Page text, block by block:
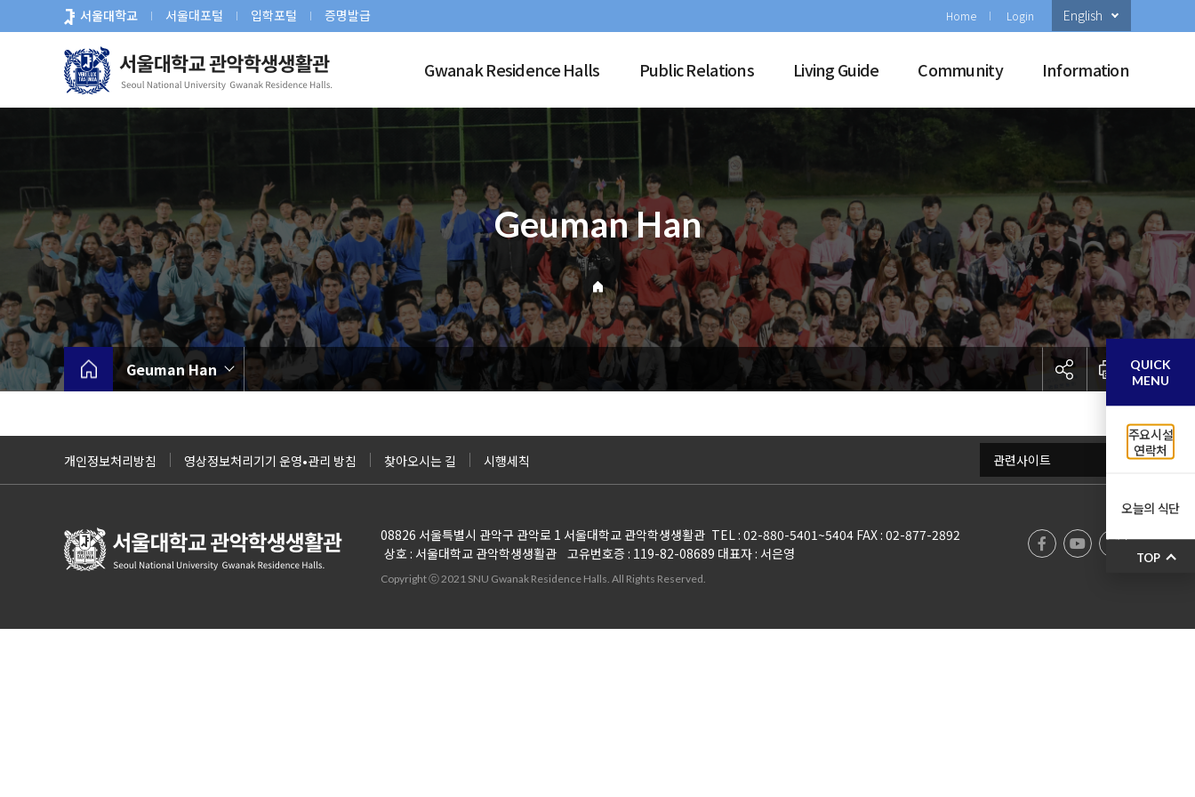
로
서울대학교 서울대포털 입학포털 증명발급 Home Login English
Gwanak Residence Halls Public Relations Living Guide Community Information
Geuman Han
Geuman Han
개인정보처리방침 영상정보처리기기 운영•관리 방침 찾아오시는 길 시행세칙 관련사이트
08826 서울특별시 관악구 관악로 1 서울대학교 관악학생생활관 TEL : 02-880-5401~5404 FAX : 02-877-2892
상호 : 서울대학교 관악학생생활관
고유번호증 : 119-82-08689 대표자 : 서은영
Copyright ⓒ 2021 SNU Gwanak Residence Halls. All Rights Reserved.
QUICK
MENU
주요시설
연락처
오늘의 식단
TOP